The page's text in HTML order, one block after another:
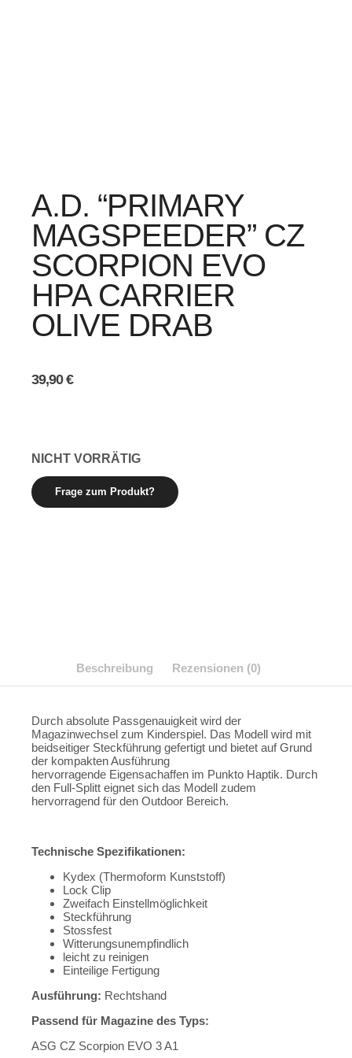
A.D. “PRIMARY
MAGSPEEDER” CZ
SCORPION EVO
HPA CARRIER
OLIVE DRAB
39,90€
NICHT VORRÄTIG
Beschreibung Rezensionen (0)
Durch absolute Passgenauigkeit wird der
Magazinwechsel zum Kinderspiel. Das Modell wird mit
beidseitiger Steckführung gefertigt und bietet auf Grund
der kompakten Ausführung
hervorragende Eigensachaffen im Punkto Haptik. Durch
den Full-Splitt eignet sich das Modell zudem
hervorragend für den Outdoor Bereich.
Technische Spezifikationen:
Kydex (Thermoform Kunststoff)
Lock Clip
Zweifach Einstellmöglichkeit
Steckführung
Stossfest
Witterungsunempfindlich
leicht zu reinigen
Einteilige Fertigung
Ausführung: Rechtshand
Passend für Magazine des Typs:
ASG CZ Scorpion EVO 3 A1